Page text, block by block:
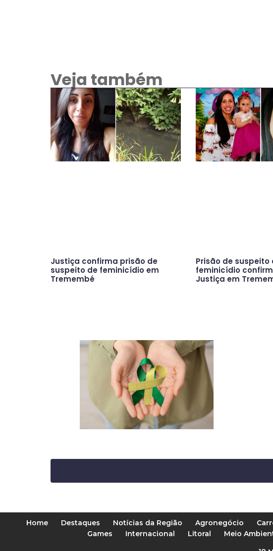
Veja também
Justiça confirma prisão de
suspeito de feminicídio em
Tremembé
Prisão de suspeito
feminicídio
Justiça em
Home Destaques Notícias da Região Agronegócio
Games
Internacional Litoral Meio